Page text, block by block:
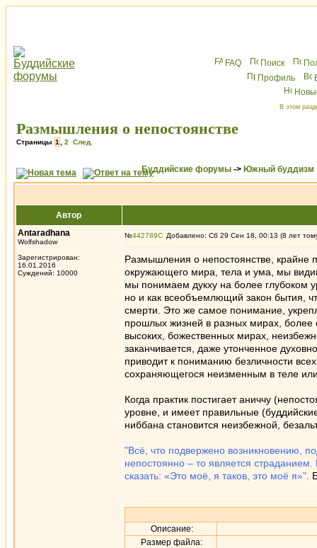
FAQ Поиск
Профиль
В этом
Размышления о непостоянстве
Страницы 1 2 След.
Буддийские форумы -> Южный буддизм
Автор
Antaradhana
Wolfshadow
Зарегистрирован:
16.01.2016
Суждений: 10000
№442789 Добавлено: Сб 29 Сен 18, 00:13 (8 лет
Размышления о непостоянстве, крайне
окружающего мира, тела и ума, мы
мы понимаем дукху на более глубоком
но и как всеобъемлющий закон бытия,
смерти. Это же самое понимание,
прошлых жизней в разных мирах, более
высоких, божественных мирах,
заканчивается, даже утонченное
приводит к пониманию безличности
сохраняющегося неизменным в теле
Когда практик постигает аниччу
уровне, и имеет правильные
ниббана становится неизбежной,
"Всё, что подвержено возникновению,
непостоянно – то является
сказать: «Это моё, я таков, это моё я»".
Описание:
Размер файла: